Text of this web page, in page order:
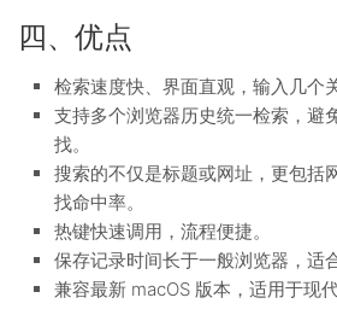
四、优点
检索速度快、界面直观，输入几个
支持多个浏览器历史统一检索，避
找。
搜索的不仅是标题或网址，更包括
找命中率。
热键快速调用，流程便捷。
保存记录时间长于一般浏览器，适
兼容最新 macOS 版本，适用于现